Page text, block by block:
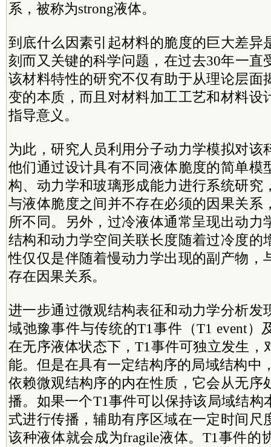
系，被称为strong液体。
到底什么因素引起材料的脆度的巨大差异
刻而又关键的科学问题，在过去30年一直
该材料特性的研究不仅有助于从理论层面
变的本质，而且对材料加工工艺和材料设
指导意义。
为此，研究人员利用分子动力学模拟对该
他们通过设计具有不同液体脆度的简单模
构、动力学和玻璃形成能力进行系统研究
与液体脆度之间并不存在必须的因果关系
所不同。另外，过冷液体通常呈现出动力
结构和动力学空间关联长度随着过冷度的
性仅仅是伴随着慢动力学出现的副产物，
存在因果关系。
进一步通过微观结构表征和动力学分析发
域弛豫事件与传统的T1事件（T1 event）
在无序液体状态下，T1事件可独立发生，
能。但是在具有一定结构序的局域结构中
依赖微观结构序的内在性质，它会从无序
播。如果一个T1事件可以保持该局域结构
式进行传播，辅助有序区域在一定时间尺
该种液体就会成为fragile液体。T1事件的